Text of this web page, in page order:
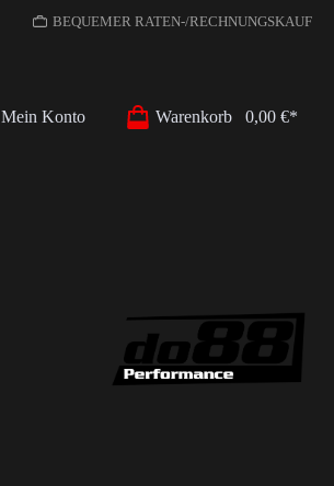
BEQUEMER RATEN-/RECHNUNGSKAUF
Mein Konto Warenkorb 0,00 €*